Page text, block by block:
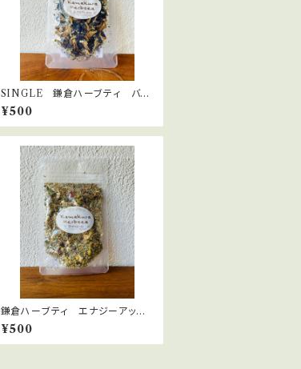
SINGLE 鎌倉ハーブティ バタ
フライピー
¥500
鎌倉ハーブティ エナジーアッ
プ 10ｇ
¥500